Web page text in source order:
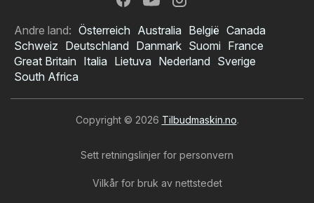
Andre land: Österreich Australia België Canada
Schweiz Deutschland Danmark Suomi France
Great Britain Italia Lietuva Nederland Sverige
South Africa
Copyright © 2026 Tilbudmaskin.no.
Sett retningslinjer for personvern
Vilkår for bruk av nettstedet